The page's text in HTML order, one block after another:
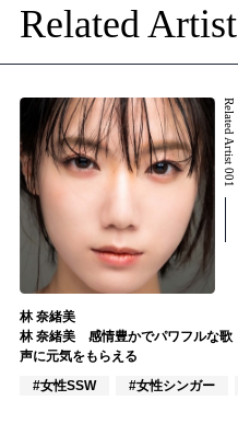
Related Artist
Related Artist 001
林 奈緒美
林 奈緒美 感情豊かでパワフルな歌
声に元気をもらえる
#女性SSW
#女性シンガー